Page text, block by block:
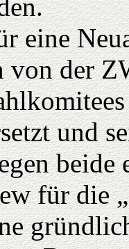
eine
der
und
für die